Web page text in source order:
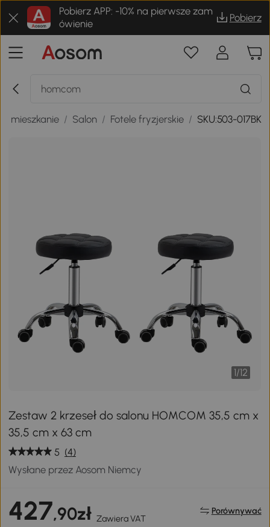
Pobierz APP: -10% na pierwsze zam
ówienie
Pobierz
i mieszkanie / Salon / Fotele fryzjerskie / SKU:503-017BK
1/12
Zestaw 2 krzeseł do salonu HOMCOM 35,5 cm x
35,5 cm x 63 cm
5 (4)
Wysłane przez Aosom Niemcy
427,90zł Zawiera VAT
Porównywać